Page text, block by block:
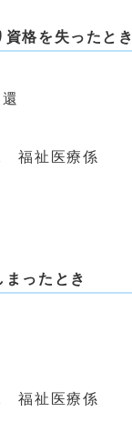
格を失ったとき
福祉医療係
ったとき
福祉医療係